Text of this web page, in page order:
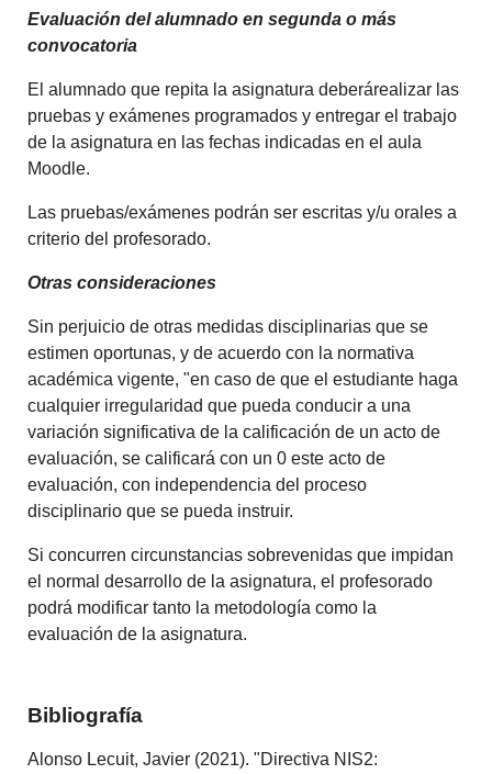
Evaluación del alumnado en segunda o más
convocatoria
El alumnado que repita la asignatura deberárealizar las
pruebas y exámenes programados y entregar el trabajo
de la asignatura en las fechas indicadas en el aula
Moodle.
Las pruebas/exámenes podrán ser escritas y/u orales a
criterio del profesorado.
Otras consideraciones
Sin perjuicio de otras medidas disciplinarias que se
estimen oportunas, y de acuerdo con la normativa
académica vigente, "en caso de que el estudiante haga
cualquier irregularidad que pueda conducir a una
variación significativa de la calificación de un acto de
evaluación, se calificará con un 0 este acto de
evaluación, con independencia del proceso
disciplinario que se pueda instruir.
Si concurren circunstancias sobrevenidas que impidan
el normal desarrollo de la asignatura, el profesorado
podrá modificar tanto la metodología como la
evaluación de la asignatura.
Bibliografía
Alonso Lecuit, Javier (2021). "Directiva NIS2: